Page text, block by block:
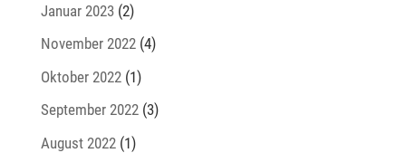
Januar 2023(2)
November 2022(4)
Oktober 2022(1)
September 2022(3)
August 2022(1)